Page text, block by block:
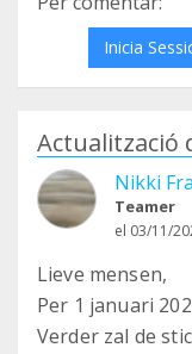
Inicia
Actualització
Nikki
Teamer
el 03/11/
Lieve mensen,
Per 1 januari
Verder zal de